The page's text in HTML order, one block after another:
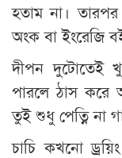
হতাম না।
অংক বা ইংরেজি
দীপন দুটোতেই
পারলে ঠাস করে
তুই শুধু পেত্নি না
চাচি কখনো